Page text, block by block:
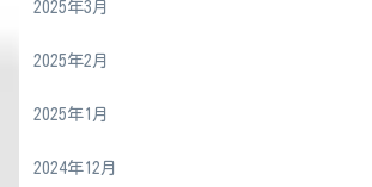
2025年3月
2025年2月
2025年1月
2024年12月